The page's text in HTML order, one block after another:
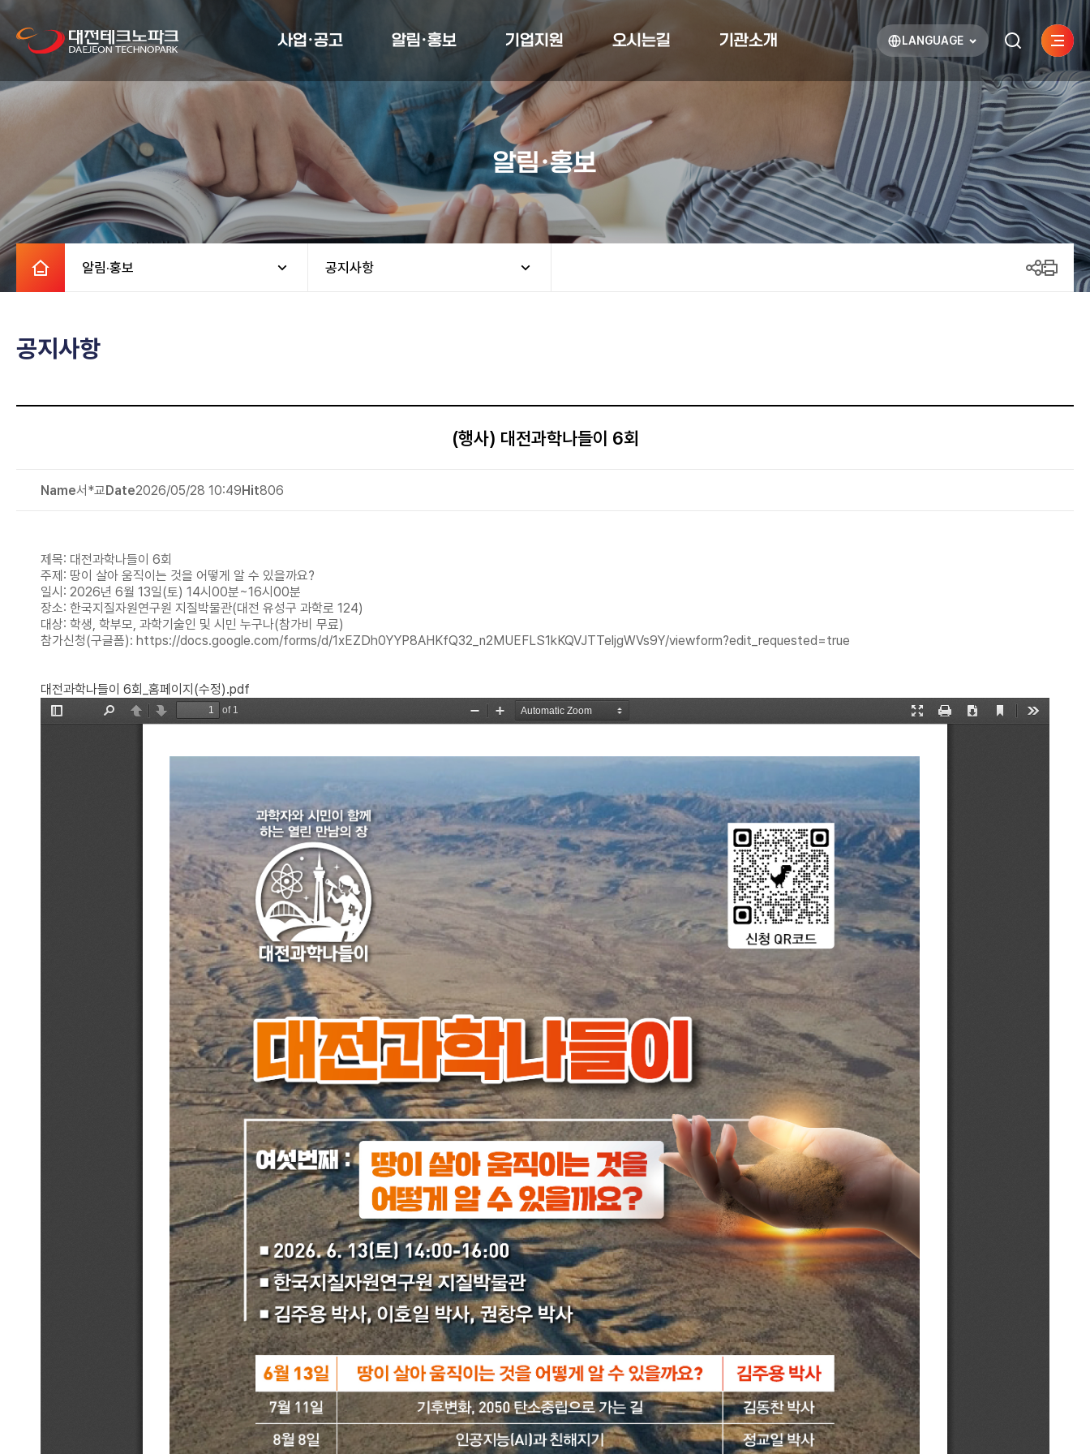
사업·공고 알림·홍보 기업지원 오시는길 기관소개 LANGUAGE
열기 검색하기
사이트
열기
알림·홍보
알림·홍보 공지사항
공지사항
(행사) 대전과학나들이 6회
Name서*교Date2026/05/28 10:49Hit806
제목: 대전과학나들이 6회
주제: 땅이 살아 움직이는 것을 어떻게 알 수 있을까요?
일시: 2026년 6월 13일(토) 14시00분~16시00분
장소: 한국지질자원연구원 지질박물관(대전 유성구 과학로 124)
대상: 학생, 학부모, 과학기술인 및 시민 누구나(참가비 무료)
참가신청(구글폼): https://docs.google.com/forms/d/1xEZDh0YYP8AHKfQ32_n2MUEFLS1kKQVJTTeljgWVs9Y/viewform?edit_requested=true
대전과학나들이 6회_홈페이지(수정).pdf